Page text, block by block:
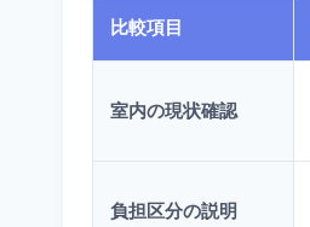
比較項目
室内の現状確認
負担区分の説明